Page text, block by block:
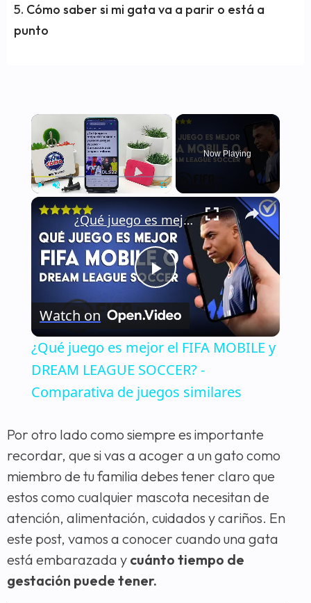
Cómo saber si mi gata va a parir o está a
punto
×
Now Playing
×
Play
Video
¿Qué juego es mejor el FIFA MOBILE y DREAM LEAGUE SOCCER? - Comparativa de juegos similares
Watch on
¿Qué juego es mejor el FIFA MOBILE y
DREAM LEAGUE SOCCER? -
Comparativa de juegos similares
Por otro lado como siempre es importante
recordar, que si vas a acoger a un gato como
miembro de tu familia debes tener claro que
estos como cualquier mascota necesitan de
atención, alimentación, cuidados y cariños. En
este post, vamos a conocer cuando una gata
está embarazada y cuánto tiempo de
gestación puede tener.